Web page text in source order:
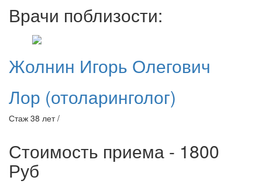
Врачи поблизости:
Жолнин Игорь Олегович
Лор (отоларинголог)
Стаж 38 лет /
Стоимость приема - 1800
Руб